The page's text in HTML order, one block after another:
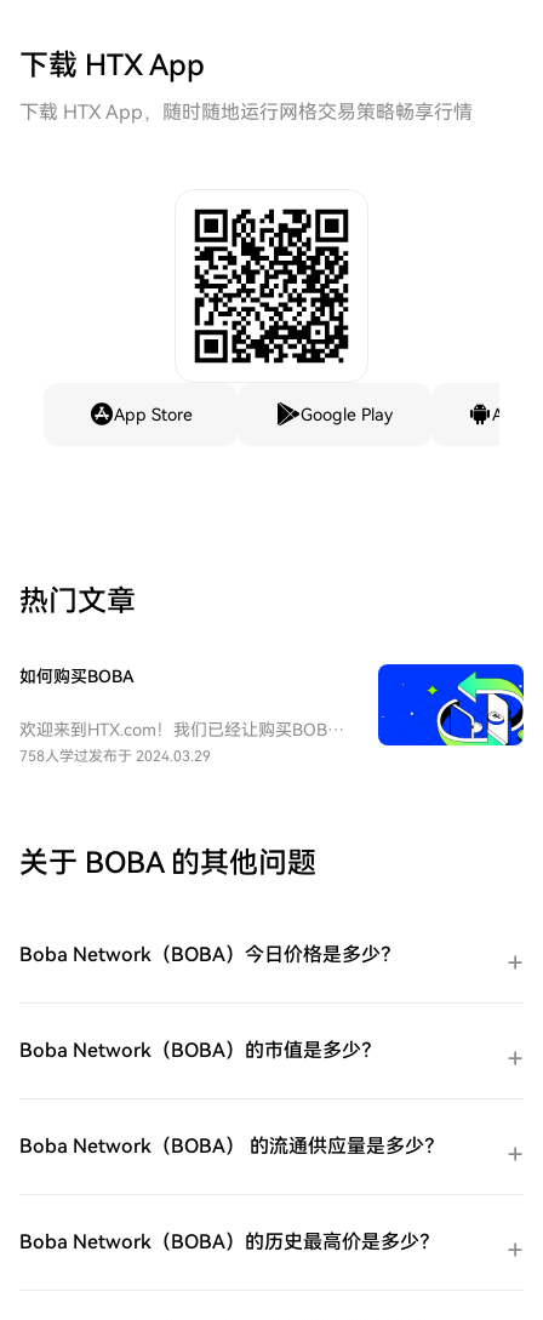
下载 HTX App
下载 HTX App，随时随地运行网格交易策略畅享行情
App Store Google Play
热门文章
如何购买BOBA
欢迎来到HTX.com！我们已经让购买BOBA
Network（BOBA）变得简单而便捷。跟随我
上。体验无忧的注册过程并解锁所有平台功
能。立即注册第二步：前往买币页面，选择
Network（BOBA）。余额购买：使用您HTX
HTX平台上直接与其他用户交易。HTX场外
Network（BOBA）后，将其存储在您的HTX
在HTX的现货市场轻松交易BOBA
758人学过发布于 2024.03.29
关于 BOBA 的其他问题
Boba Network（BOBA）今日价格是多少？
Boba Network（BOBA）的市值是多少？
Boba Network（BOBA） 的流通供应量是多少？
Boba Network（BOBA）的历史最高价是多少？